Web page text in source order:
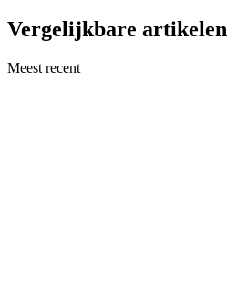
Vergelijkbare artikelen
Meest recent